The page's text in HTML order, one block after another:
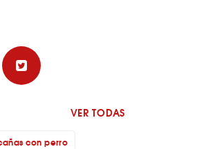
VER TODAS
con perro